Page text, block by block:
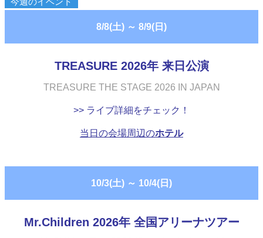
8/8(土) ～ 8/9(日)
TREASURE 2026年 来日公演
TREASURE THE STAGE 2026 IN JAPAN
>> ライブ詳細をチェック！
当日の会場周辺のホテル
10/3(土) ～ 10/4(日)
Mr.Children 2026年 全国アリーナツアー